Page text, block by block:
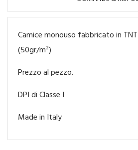
Camice monouso fabbricato in
(50gr/m²)
Prezzo al pezzo.
DPI di Classe I
Made in Italy